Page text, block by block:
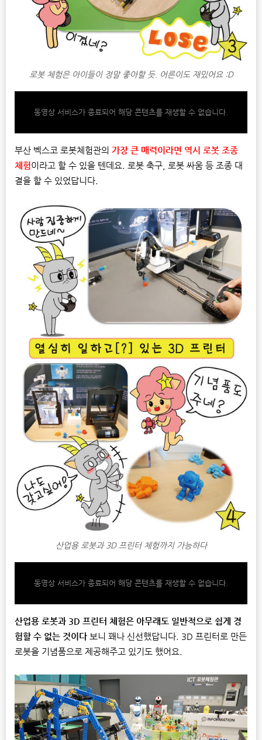
로봇 체험은 아이들이 정말 좋아할 듯. 어른이도 재밌어요 :D
동영상 서비스가 종료되어 해당 콘텐츠를 재생할 수 없습니다.
부산 벡스코 로봇체험관의 가장 큰 매력이라면 역시 로봇 조종
체험이라고 할 수 있을 텐데요. 로봇 축구, 로봇 싸움 등 조종 대
결을 할 수 있었답니다.
산업용 로봇과 3D 프린터 체험까지 가능하다
동영상 서비스가 종료되어 해당 콘텐츠를 재생할 수 없습니다.
산업용 로봇과 3D 프린터 체험은 아무래도 일반적으로 쉽게 경
험할 수 없는 것이다 보니 꽤나 신선했답니다. 3D 프린터로 만든
로봇을 기념품으로 제공해주고 있기도 했어요.